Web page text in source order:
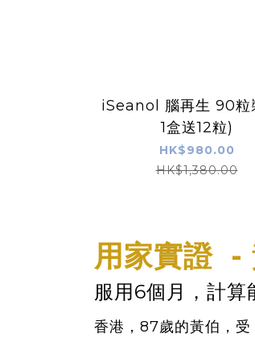
iSeanol 腦再生 90粒
1盒送12粒)
HK$980.00
HK$1,380.00
用家實證 -
服用6個月，計算
香港，87歲的黃伯，